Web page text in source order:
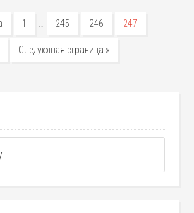
1 … 245 246 247
Следующая страница »